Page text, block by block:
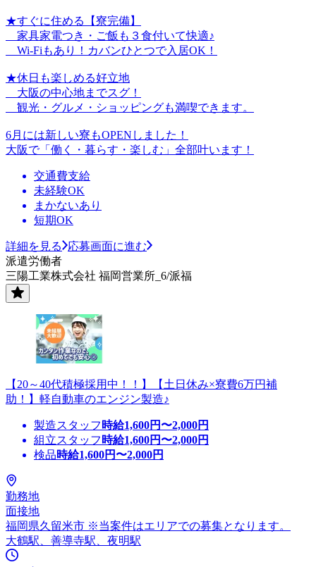
★すぐに住める【寮完備】
家具家電つき・ご飯も３食付いて快適♪
Wi-Fiもあり！カバンひとつで入居OK！
★休日も楽しめる好立地
大阪の中心地までスグ！
観光・グルメ・ショッピングも満喫できます。
6月には新しい寮もOPENしました！
大阪で「働く・暮らす・楽しむ」全部叶います！
交通費支給
未経験OK
まかないあり
短期OK
詳細を見る
応募画面に進む
派遣労働者
三陽工業株式会社 福岡営業所_6/派福
【20～40代積極採用中！！】【土日休み×寮費6万円補
助！】軽自動車のエンジン製造♪
製造スタッフ 時給1,600円〜2,000円
組立スタッフ 時給1,600円〜2,000円
検品時給1,600円〜2,000円
勤務地
面接地
福岡県久留米市 ※当案件はエリアでの募集となります。
大鶴駅、善導寺駅、夜明駅